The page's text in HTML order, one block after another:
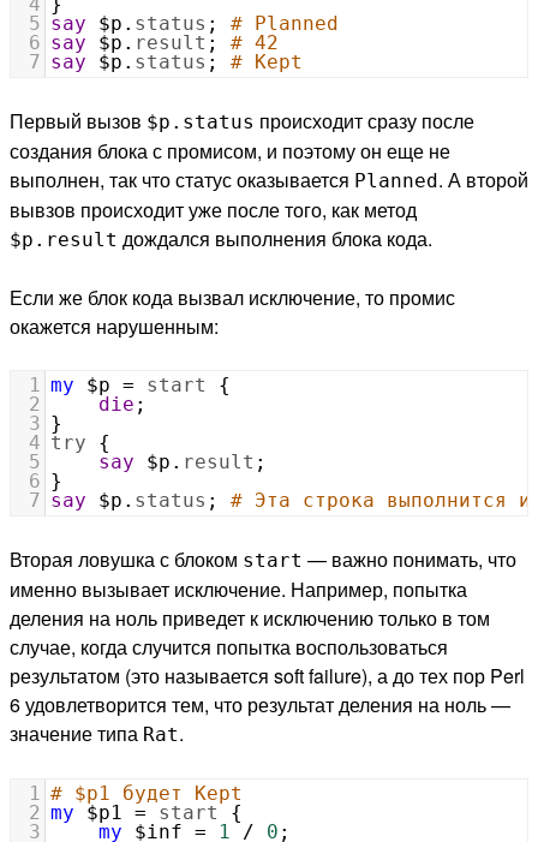
4 }
5 say $p . status ; # Planned
6 say $p . result ; # 42
7 say $p . status ; # Kept
Первый вызов $p.status происходит сразу после
создания блока с промисом, и поэтому он еще не
выполнен, так что статус оказывается Planned . А второй
вывзов происходит уже после того, как метод
$p.result дождался выполнения блока кода.
Если же блок кода вызвал исключение, то промис
окажется нарушенным:
1 my $p = start
{
2
die ;
3 }
4 try {
5
say $p . result ;
6 }
7 say $p . status ; # Эта строка выполнится
Вторая ловушка с блоком start — важно понимать, что
именно вызывает исключение. Например, попытка
деления на ноль приведет к исключению только в том
случае, когда случится попытка воспользоваться
результатом (это называется soft failure), а до тех пор Perl
6 удовлетворится тем, что результат деления на ноль —
значение типа Rat.
1 # $p1 будет Kept
2 my $p1 = start
{
3
my $inf = 1 / 0 ;